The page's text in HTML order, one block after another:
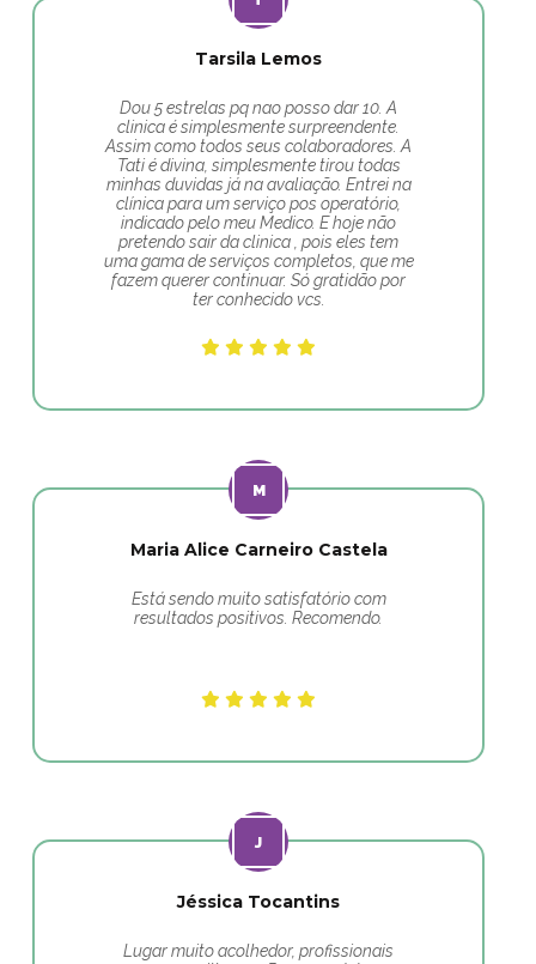
Tarsila Lemos
Dou 5 estrelas pq nao posso dar 10. A
clinica é simplesmente surpreendente.
Assim como todos seus colaboradores. A
Tati é divina, simplesmente tirou todas
minhas duvidas já na avaliação. Entrei na
clínica para um serviço pos operatório,
indicado pelo meu Medico. E hoje não
pretendo sair da clinica , pois eles tem
uma gama de serviços completos, que me
fazem querer continuar. Só gratidão por
ter conhecido vcs.
Maria Alice Carneiro Castela
Está sendo muito satisfatório com
resultados positivos. Recomendo.
Jéssica Tocantins
Lugar muito acolhedor, profissionais